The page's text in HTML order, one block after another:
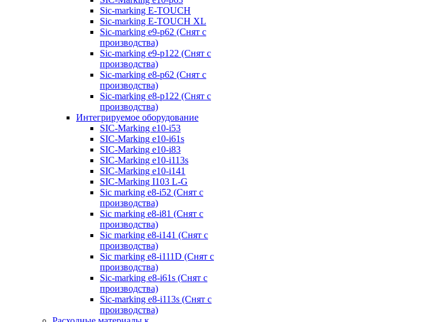
Sic-marking E-TOUCH
Sic-marking E-TOUCH XL
Sic-marking e9-p62 (Снят с
производства)
Sic-marking e9-p122 (Снят с
производства)
Sic-marking e8-p62 (Снят с
производства)
Sic-marking e8-p122 (Снят с
производства)
Интегрируемое оборудование
SIC-Marking e10-i53
SIC-Marking e10-i61s
SIC-Marking e10-i83
SIC-Marking e10-i113s
SIC-Marking e10-i141
SIC-Marking I103 L-G
Sic marking e8-i52 (Снят с
производства)
Sic marking e8-i81 (Снят с
производства)
Sic marking e8-i141 (Снят с
производства)
Sic marking e8-i111D (Снят с
производства)
Sic-marking e8-i61s (Снят с
производства)
Sic-marking e8-i113s (Снят с
производства)